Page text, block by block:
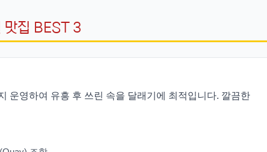
맛집 BEST 3
운영하여 유흥 후 쓰린 속을 달래기에 최적입니다. 깔끔한